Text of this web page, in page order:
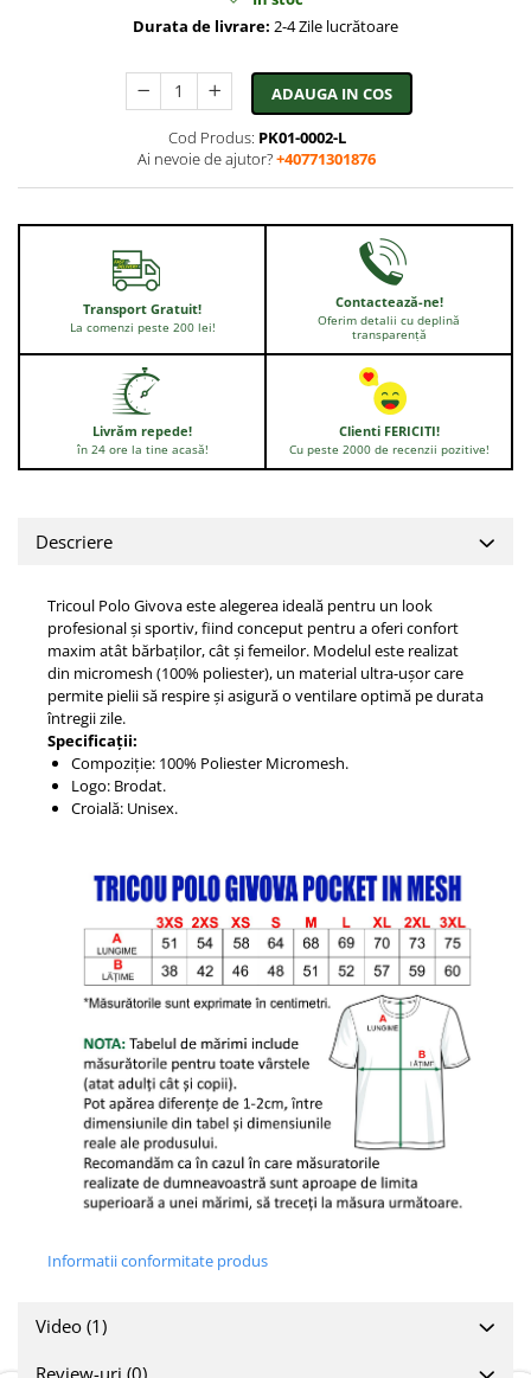
Durata de livrare: 2-4 Zile lucrătoare
ADAUGA IN COS
Cod Produs: PK01-0002-L
Ai nevoie de ajutor?+40771301876
Transport Gratuit!
La comenzi peste 200 lei!
Contactează-ne!
Oferim detalii cu deplină
transparență
Livrăm repede!
în 24 ore la tine acasă!
Clienti FERICITI!
Cu peste 2000 de recenzii pozitive!
Descriere
Tricoul Polo Givova este alegerea ideală pentru un look
profesional și sportiv, fiind conceput pentru a oferi confort
maxim atât bărbaților, cât și femeilor. Modelul este realizat
din micromesh (100% poliester), un material ultra-ușor care
permite pielii să respire și asigură o ventilare optimă pe durata
întregii zile.
Specificații:
Compoziție: 100% Poliester Micromesh.
Logo: Brodat.
Croială: Unisex.
Informatii conformitate produs
Video (1)
Review-uri (0)